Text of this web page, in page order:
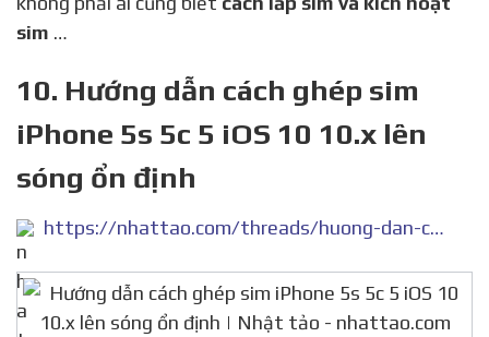
sim …
10. Hướng dẫn cách ghép sim
iPhone 5s 5c 5 iOS 10 10.x lên
sóng ổn định
https://nhattao.com/threads/huong-dan-cach-ghep-sim-iphone-5s-5c-5-ios-10-10-x-len-song-on-dinh.6316345/